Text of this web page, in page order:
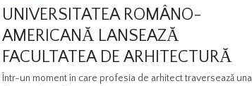
UNIVERSITATEA ROMÂNO-
AMERICANĂ LANSEAZĂ
FACULTATEA DE ARHITECTURĂ
Într-un moment în care profesia de arhitect traversează una